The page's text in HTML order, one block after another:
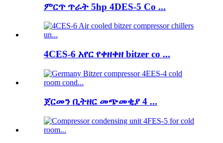
ምርጥ ጥራት 5hp 4DES-5 Co ...
4CES-6 አየር የቀዘቀዘ bitzer co ...
ጀርመን ቢትዘር መጭመቂያ 4 ...